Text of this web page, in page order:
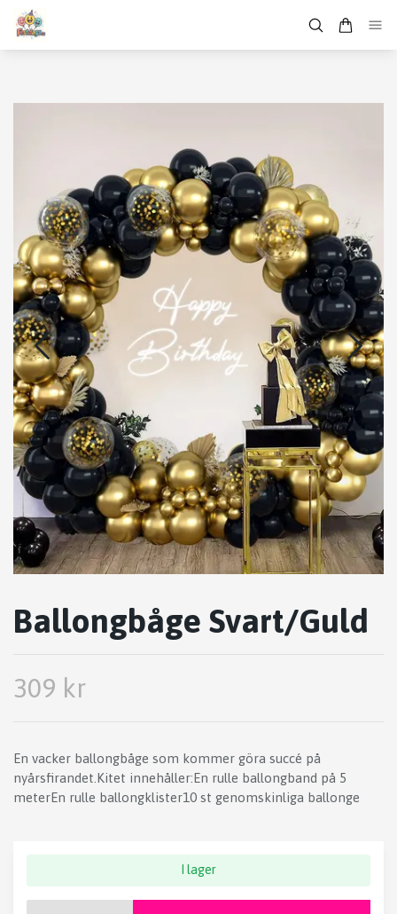
Ballongbåge Svart/Guld
309 kr
En vacker ballongbåge som kommer göra succé på
nyårsfirandet.Kitet innehåller:En rulle ballongband på 5
meterEn rulle ballongklister10 st genomskinliga ballonge
I lager